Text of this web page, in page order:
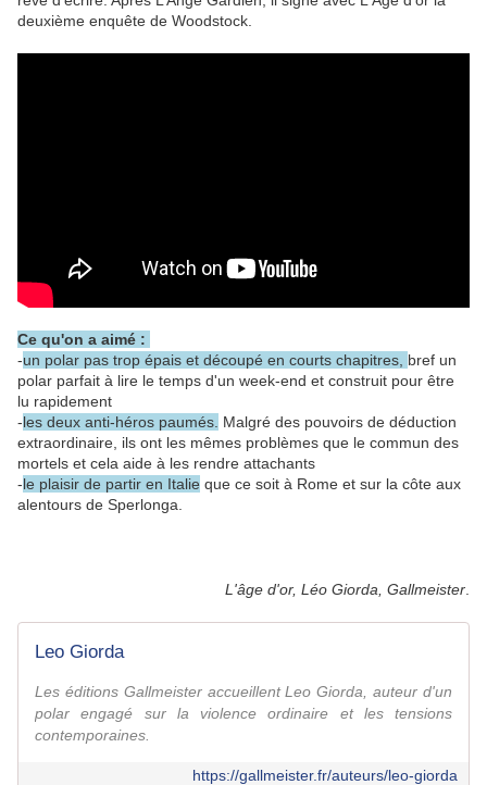
deuxième enquête de Woodstock.
Ce qu'on a aimé :
-un polar pas trop épais et découpé en courts chapitres, bref un
polar parfait à lire le temps d'un week-end et construit pour être
lu rapidement
-les deux anti-héros paumés. Malgré des pouvoirs de déduction
extraordinaire, ils ont les mêmes problèmes que le commun des
mortels et cela aide à les rendre attachants
-le plaisir de partir en Italie que ce soit à Rome et sur la côte aux
alentours de Sperlonga.
L'âge d'or, Léo Giorda, Gallmeister
Leo Giorda
Les éditions Gallmeister accueillent Leo Giorda, auteur d'un
polar engagé sur la violence ordinaire et les tensions
contemporaines.
https://gallmeister.fr/auteurs/leo-giorda